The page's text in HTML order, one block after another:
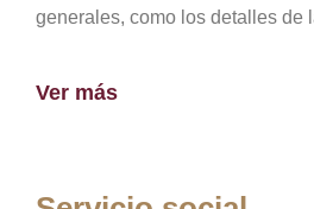
generales, como los detalles de
Ver más